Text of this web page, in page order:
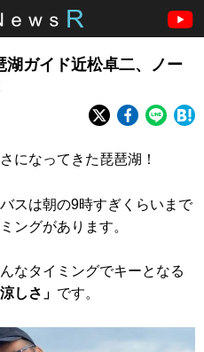
湖ガイド近松卓二、ノー
になってきた琵琶湖！
スは朝の9時すぎくらいまで
ングがあります。
なタイミングでキーとなる
涼しさ」 です。